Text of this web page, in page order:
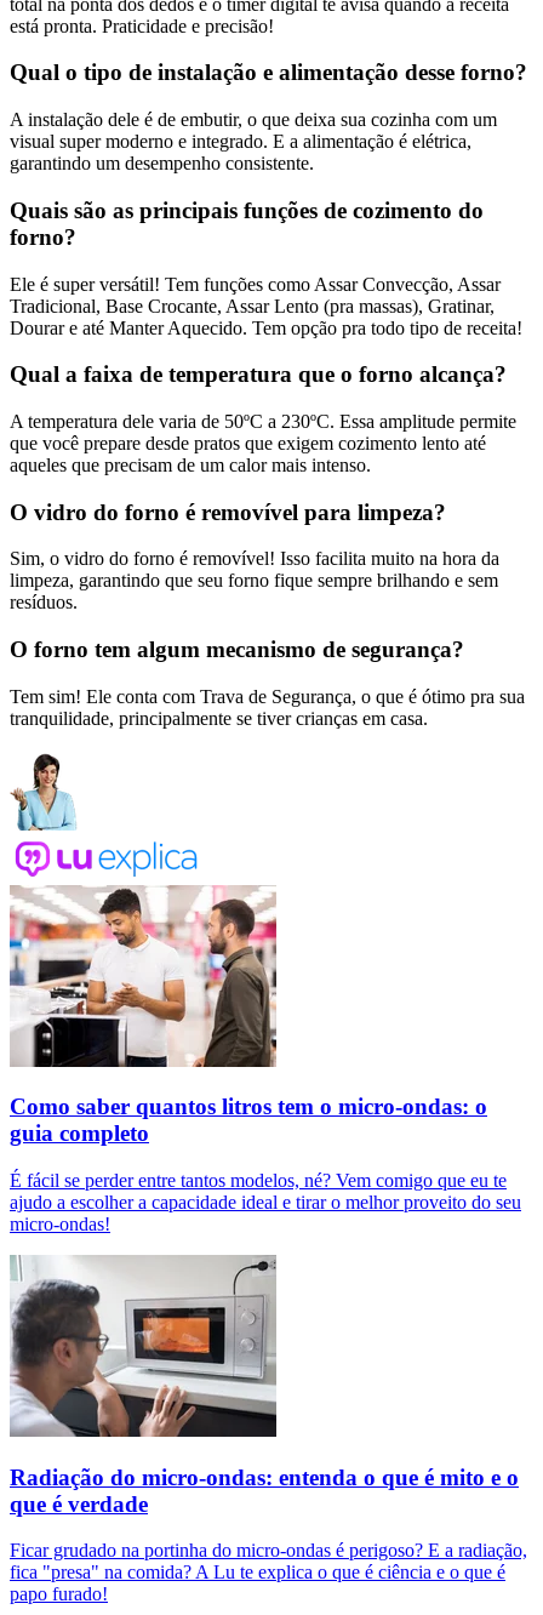
está pronta. Praticidade e precisão!
Qual o tipo de instalação e alimentação desse forno?
A instalação dele é de embutir, o que deixa sua cozinha com um
visual super moderno e integrado. E a alimentação é elétrica,
garantindo um desempenho consistente.
Quais são as principais funções de cozimento do
forno?
Ele é super versátil! Tem funções como Assar Convecção, Assar
Tradicional, Base Crocante, Assar Lento (pra massas), Gratinar,
Dourar e até Manter Aquecido. Tem opção pra todo tipo de receita!
Qual a faixa de temperatura que o forno alcança?
A temperatura dele varia de 50ºC a 230ºC. Essa amplitude permite
que você prepare desde pratos que exigem cozimento lento até
aqueles que precisam de um calor mais intenso.
O vidro do forno é removível para limpeza?
Sim, o vidro do forno é removível! Isso facilita muito na hora da
limpeza, garantindo que seu forno fique sempre brilhando e sem
resíduos.
O forno tem algum mecanismo de segurança?
Tem sim! Ele conta com Trava de Segurança, o que é ótimo pra sua
tranquilidade, principalmente se tiver crianças em casa.
Como saber quantos litros tem o micro-ondas: o
guia completo
É fácil se perder entre tantos modelos, né? Vem comigo que eu te
ajudo a escolher a capacidade ideal e tirar o melhor proveito do seu
micro-ondas!
Radiação do micro-ondas: entenda o que é mito e o
que é verdade
Ficar grudado na portinha do micro-ondas é perigoso? E a radiação,
fica "presa" na comida? A Lu te explica o que é ciência e o que é
papo furado!